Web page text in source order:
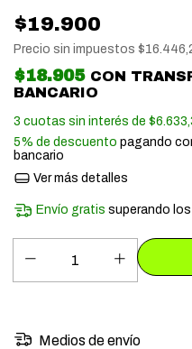
$19.900
Precio sin impuestos
$18.905 CON
BANCARIO
3 cuotas sin interés de
5% de descuento pagando
bancario
Ver más detalles
Envío gratis superando
Medios de envío